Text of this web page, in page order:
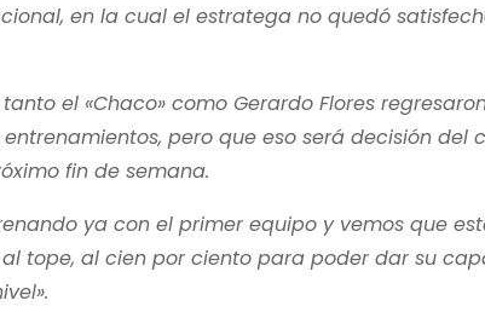
en la cual el estratega no quedó
el «Chaco» como Gerardo Flores
pero que eso será decisión del
fin de semana.
ya con el primer equipo y vemos que
tope, al cien por ciento para poder dar su